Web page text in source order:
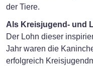
der Tiere.
Als Kreisjugend- und
Der Lohn dieser
Jahr waren die
erfolgreich